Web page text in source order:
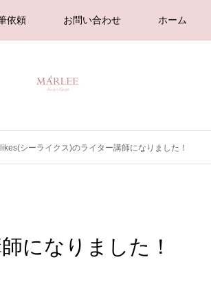
依頼 お問い合わせ ホーム
シーライクス)のライター講師になりました！
になりました！